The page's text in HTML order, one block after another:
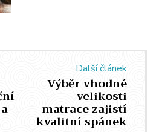
Další článek
Výběr vhodné
velikosti
matrace zajistí
kvalitní spánek